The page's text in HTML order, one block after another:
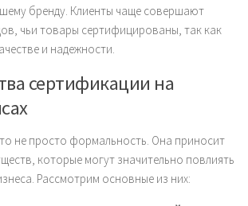
бренду. Клиенты чаще совершают
чьи товары сертифицированы, так как
и надежности.
сертификации на
не просто формальность. Она приносит
которые могут значительно повлиять
Рассмотрим основные из них: